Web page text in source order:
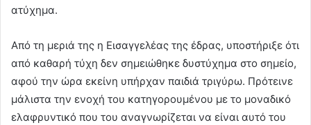
ατύχημα.
Από τη μεριά της η Εισαγγελέας της έδρας, υποστήριξε ότι
από καθαρή τύχη δεν σημειώθηκε δυστύχημα στο σημείο,
αφού την ώρα εκείνη υπήρχαν παιδιά τριγύρω. Πρότεινε
μάλιστα την ενοχή του κατηγορουμένου με το μοναδικό
ελαφρυντικό που του αναγνωρίζεται να είναι αυτό του